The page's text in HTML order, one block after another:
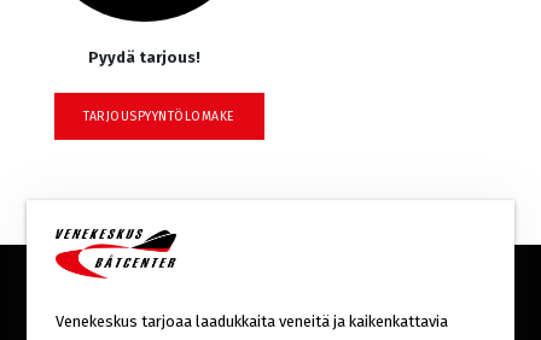
Pyydä tarjous!
TARJOUSPYYNTÖLOMAKE
Venekeskus tarjoaa laadukkaita veneitä ja kaikenkattavia